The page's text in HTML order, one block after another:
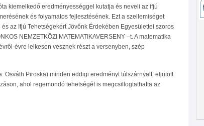
kiemelkedő eredményességgel kutatja és neveli az ifjú
és folyamatos fejlesztésének. Ezt a szellemiséget
az Ifjú Tehetségekért Jövőnk Érdekében Egyesülettel szoros
NEMZETKÖZI MATEMATIKAVERSENY –t. A matematika
évre lelkesen vesznek részt a versenyben, szép
Osváth Piroska) minden eddigi eredményt túlszárnyalt: eljutott
ahol regemondó tehetségét is megcsillogtathatta az